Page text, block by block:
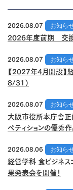
2026.08.07
お知ら
2026年度前期 交
2026.08.07
お知ら
【2027年4月開設】
8/31）
2026.08.07
お知ら
大阪市役所本庁舎正
ペティションの優秀
2026.08.06
お知ら
経営学科 食ビジネス
果発表会を開催！